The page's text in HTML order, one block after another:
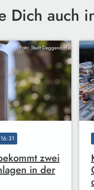
Dich auch
Foto: Stadt Deggendorf
zwei
in der